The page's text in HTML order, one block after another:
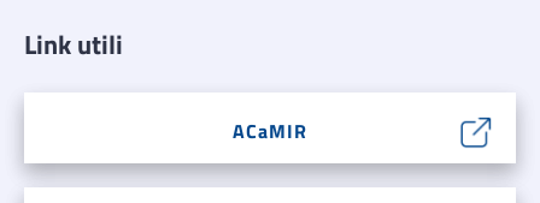
Link utili
ACaMIR